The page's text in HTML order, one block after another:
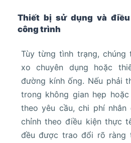
Thiết bị sử dụng và
công trình
Tùy từng tình trạng,
xo chuyên dụng hoặc
đường kính ống. Nếu phải
trong không gian hẹp
theo yêu cầu, chi phí
chỉnh theo điều kiện thực
đều được trao đổi rõ ràng